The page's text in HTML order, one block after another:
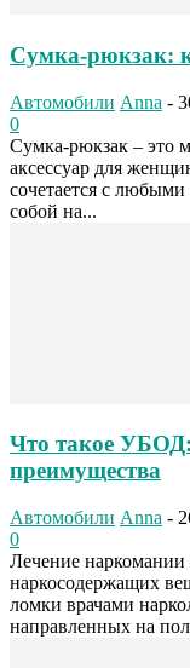
Сумка-рюкзак:
Автомобили Anna -
0
Сумка-рюкзак – это
аксессуар для
сочетается с любыми
собой на...
Что такое
преимущества
Автомобили Anna -
0
Лечение наркомании
наркосодержащих
ломки врачами
направленных на